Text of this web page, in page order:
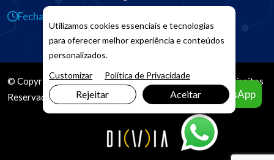
Fechado
© Copyright 2026. DIVIAMarketing Digital. Todos os Direitos
Reservados
Agendar pelo WhatsApp
Utilizamos cookies essenciais e tecnologias
para oferecer melhor experiência e conteúdos
personalizados.
Customizar
Política de Privacidade
Rejeitar Aceitar